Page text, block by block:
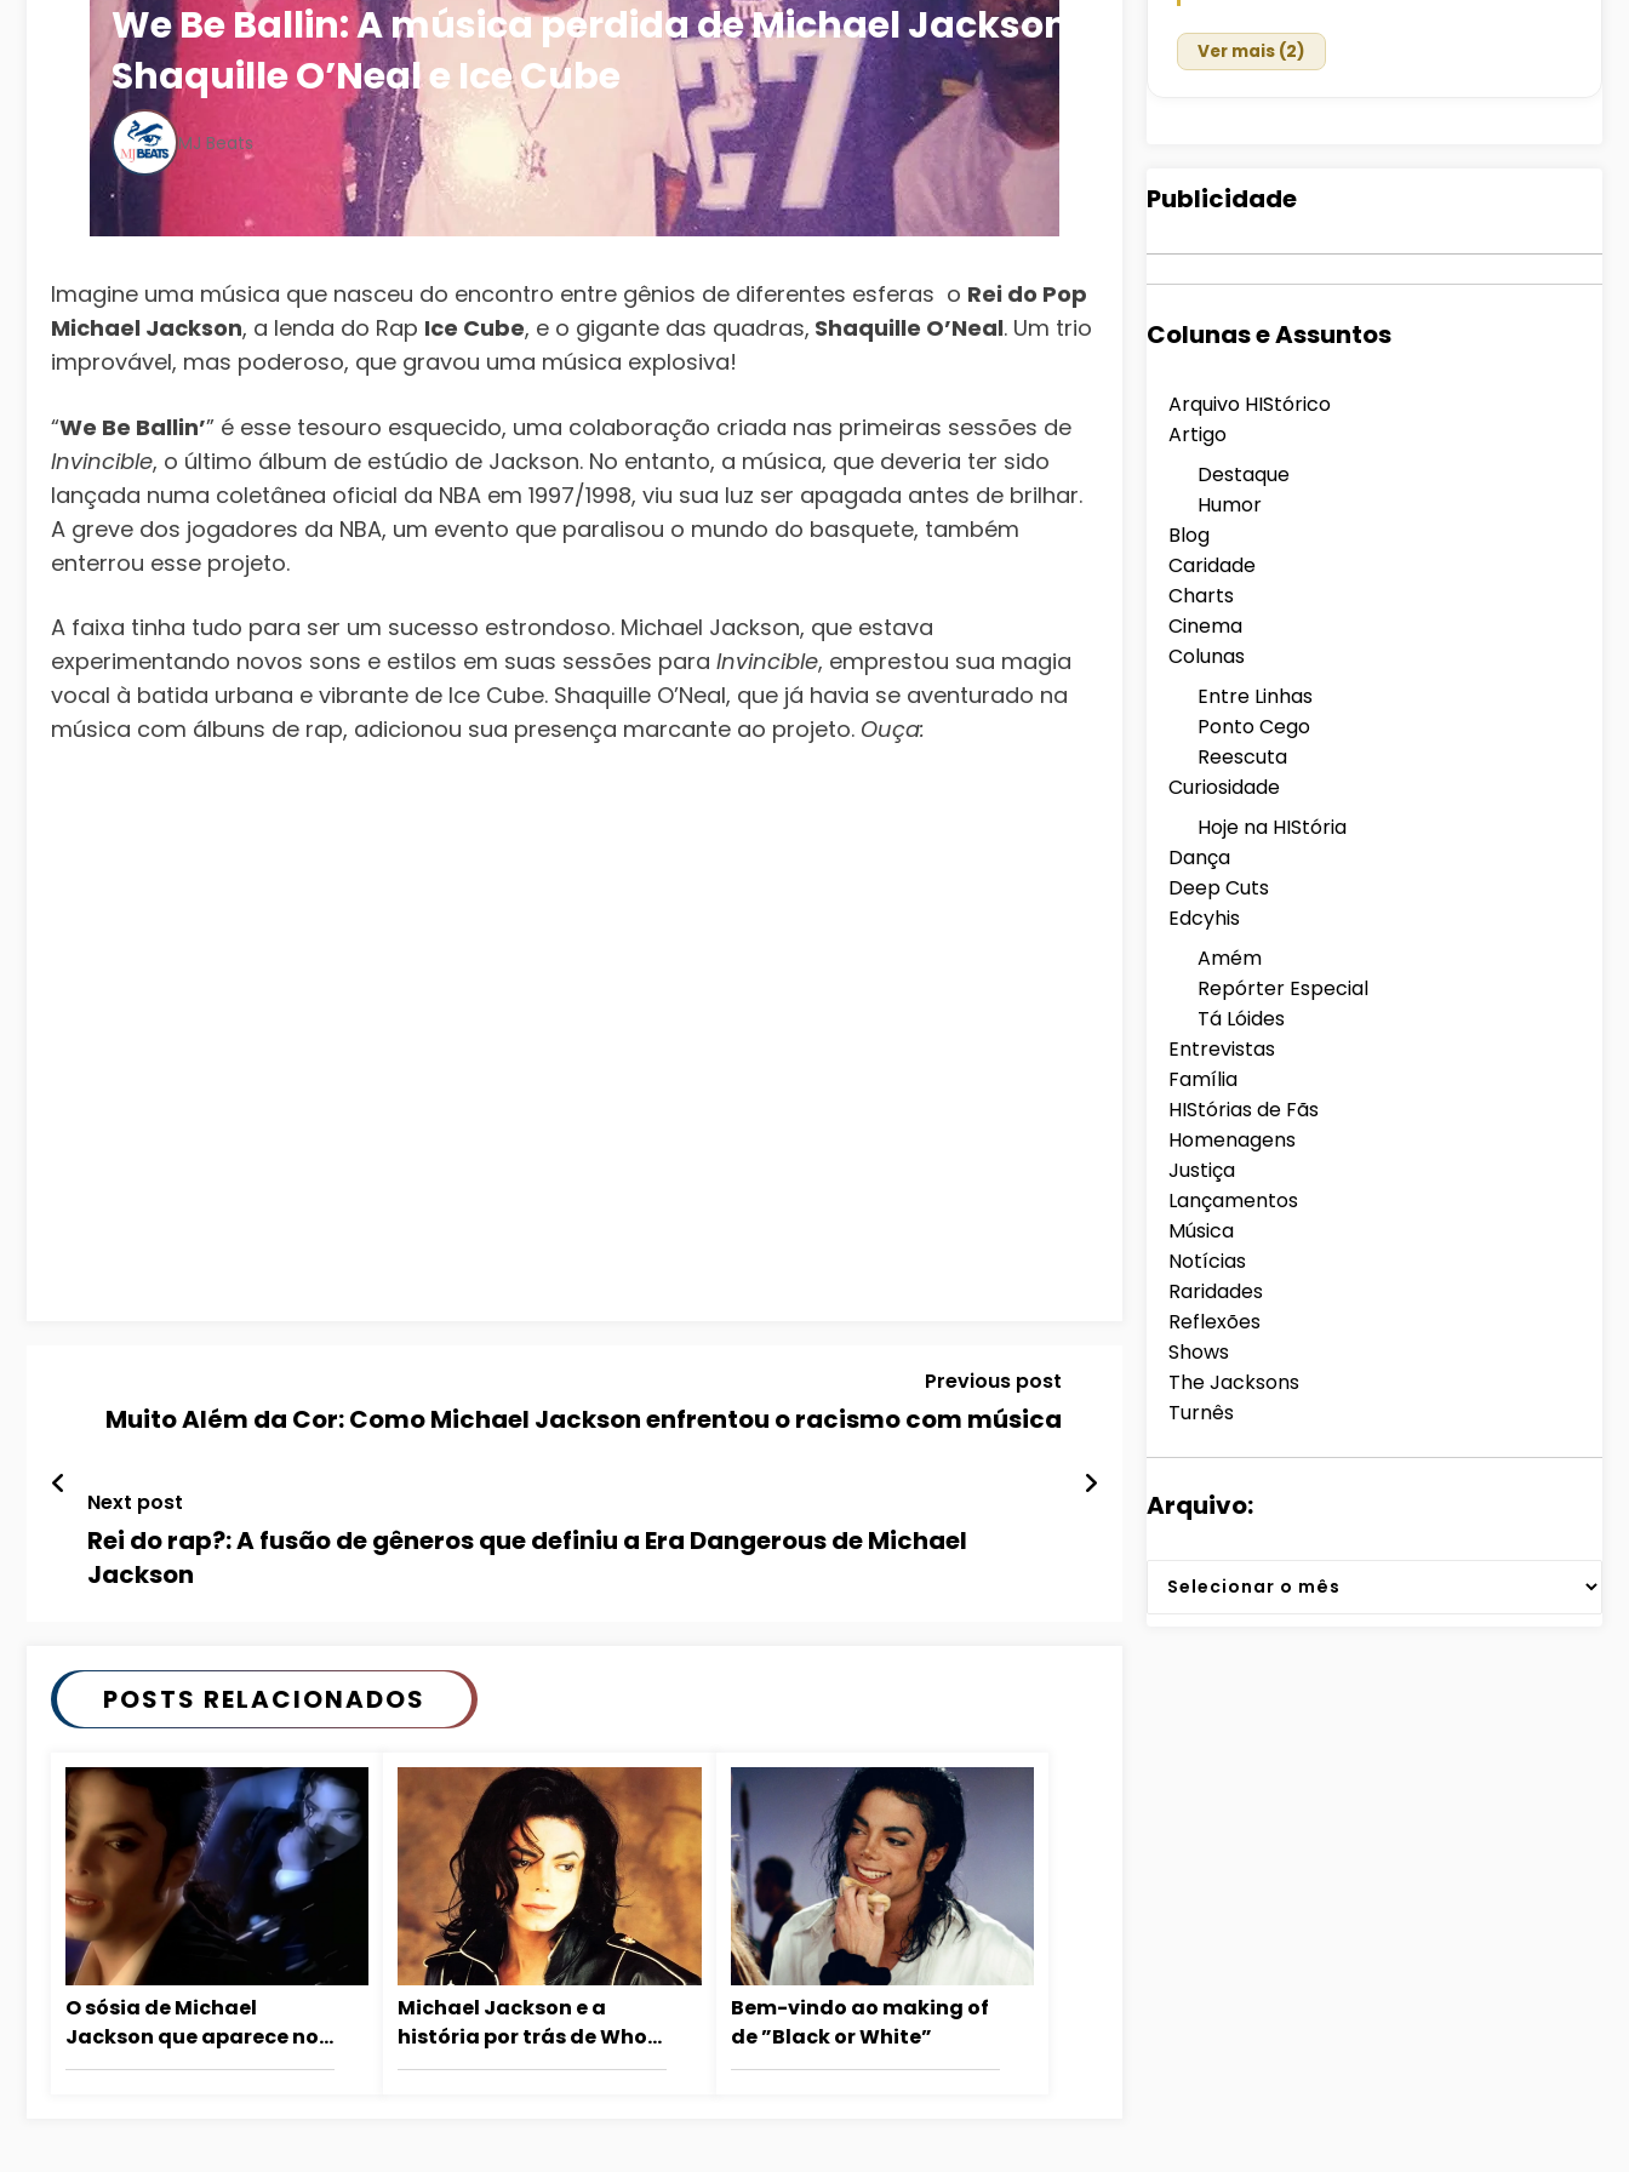
We Be Ballin: A música perdida de Michael Jackson,
Shaquille O’Neal e Ice Cube
MJ Beats
Imagine uma música que nasceu do encontro entre gênios de diferentes esferas o Rei do Pop
Michael Jackson, a lenda do Rap Ice Cube, e o gigante das quadras, Shaquille O’Neal. Um trio
improvável, mas poderoso, que gravou uma música explosiva!
“We Be Ballin’” é esse tesouro esquecido, uma colaboração criada nas primeiras sessões de
Invincible, o último álbum de estúdio de Jackson. No entanto, a música, que deveria ter sido
lançada numa coletânea oficial da NBA em 1997/1998, viu sua luz ser apagada antes de brilhar.
A greve dos jogadores da NBA, um evento que paralisou o mundo do basquete, também
enterrou esse projeto.
A faixa tinha tudo para ser um sucesso estrondoso. Michael Jackson, que estava
experimentando novos sons e estilos em suas sessões para Invincible, emprestou sua magia
vocal à batida urbana e vibrante de Ice Cube. Shaquille O’Neal, que já havia se aventurado na
música com álbuns de rap, adicionou sua presença marcante ao projeto. Ouça:
Previous post
Muito Além da Cor: Como Michael Jackson enfrentou o racismo com música
Next post
Rei do rap?: A fusão de gêneros que definiu a Era Dangerous de Michael
Jackson
POSTS RELACIONADOS
O sósia de Michael
Jackson que aparece no
clipe Who Is It
Michael Jackson e a
história por trás de Who
Is It
Bem-vindo ao making of
de ”Black or White”
Ver mais (2)
Publicidade
Colunas e Assuntos
Arquivo HIStórico
Artigo
Destaque
Humor
Blog
Caridade
Charts
Cinema
Colunas
Entre Linhas
Ponto Cego
Reescuta
Curiosidade
Hoje na HIStória
Dança
Deep Cuts
Edcyhis
Amém
Repórter Especial
Tá Lóides
Entrevistas
Família
HIStórias de Fãs
Homenagens
Justiça
Lançamentos
Música
Notícias
Raridades
Reflexões
Shows
The Jacksons
Turnês
Arquivo:
Arquivos